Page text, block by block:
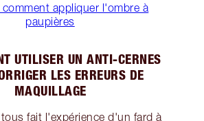
comment appliquer l'ombre à
paupières
UTILISER UN ANTI-CERNES
LES ERREURS DE
MAQUILLAGE
fait l'expérience d'un fard à